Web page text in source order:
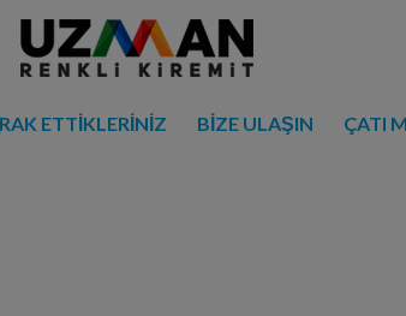
ETTİKLERİNİZ BİZE ULAŞIN ÇATI